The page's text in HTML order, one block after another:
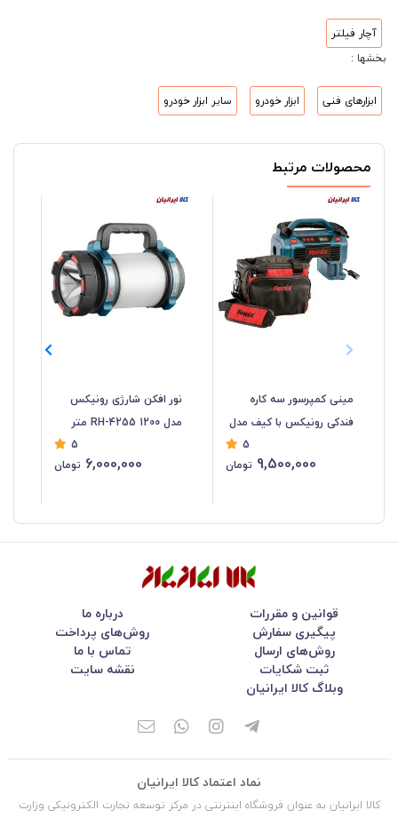
آچار فیلتر
بخشها :
ابزارهای فنی ابزار خودرو سایر ابزار خودرو
محصولات مرتبط
مینی کمپرسور سه کاره
فندکی رونیکس با کیف مدل
5
9,500,000 تومان
نور افکن شارژی رونیکس
مدل RH-4255 1200 متر
5
6,000,000 تومان
قوانین و مقررات
درباره ما
پیگیری سفارش
روش‌های پرداخت
روش‌های ارسال
تماس با ما
ثبت شکایات
نقشه سایت
وبلاگ کالا ایرانیان
نماد اعتماد کالا ایرانیان
کالا ایرانیان به عنوان فروشگاه اینترنتی در مركز توسعه تجارت الكترونیكی وزارت